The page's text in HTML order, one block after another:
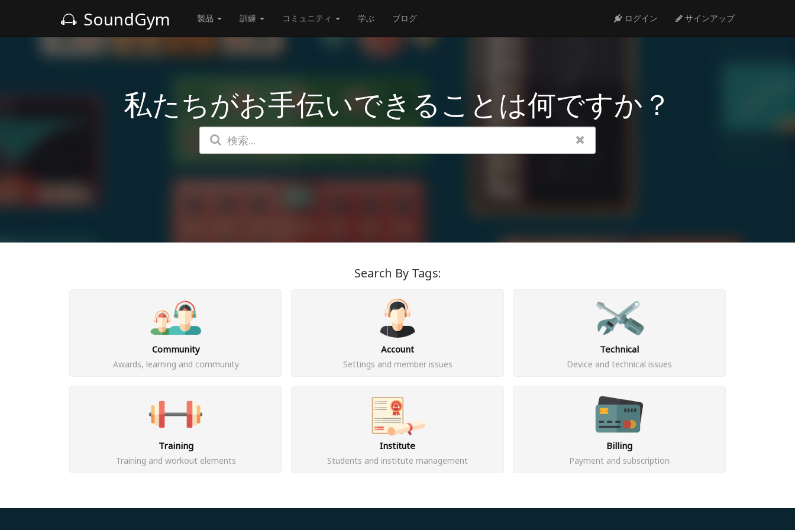
SoundGym 製品 訓練 コミュニティ 学ぶ ブログ ログイン サインアップ
私たちがお手伝いできることは何ですか？
Search By Tags:
Community
Awards, learning and community
Account
Settings and member issues
Technical
Device and technical issues
Training
Training and workout elements
Institute
Students and institute management
Billing
Payment and subscription